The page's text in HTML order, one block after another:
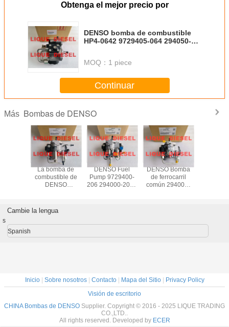
Obtenga el mejor precio por
DENSO bomba de combustible
HP4-0642 9729405-064 294050-
98239521
MOQ： 1 piece
Continuar
Más Bombas de DENSO
1370
La bomba de
combustible de
DENSO
294000-0901
294000-0900
22100-0L060
DENSO Fuel
Pump 9729400-
206 294000-2060
4A900
SM294000-2062
DENSO Bomba
de ferrocarril
común 294000-
294000 0952
Cambie la lengua
s
Spanish
Inicio| Sobre nosotros| Contacto| Mapa del Sitio|
Privacy Policy
Visión de escritorio
CHINA Bombas de DENSO Supplier. Copyright © 2016 - 2025 LIQUE TRADING
CO.,LTD..
All rights reserved. Developed by ECER